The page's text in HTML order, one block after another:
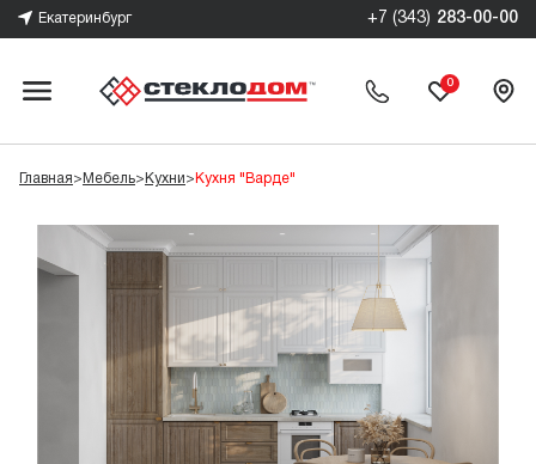
Екатеринбург +7 (343) 283-00-00
0
Главная> Мебель> Кухни> Кухня "Варде"